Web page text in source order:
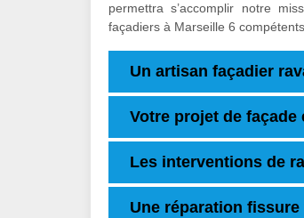
permettra s’accomplir notre
façadiers à Marseille 6
Un artisan façadier
Votre projet de façade
Les interventions de
Une réparation